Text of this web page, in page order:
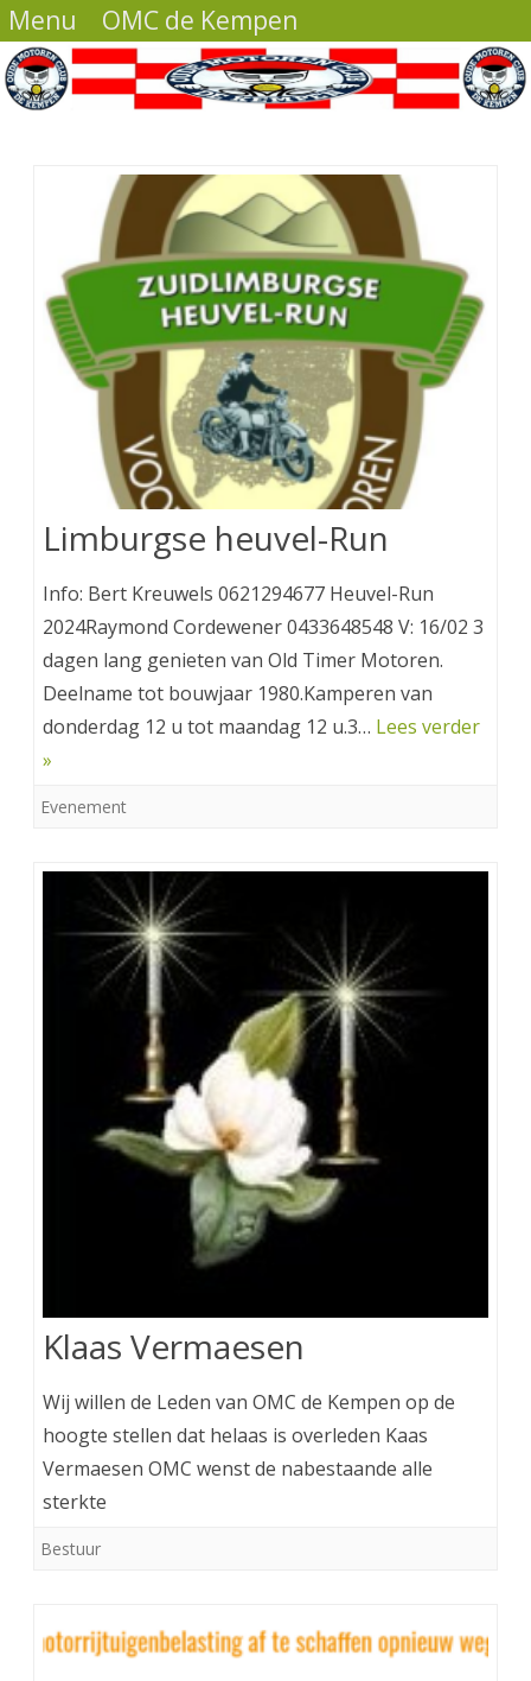
Menu OMC de Kempen
de
inhoud
Limburgse heuvel-Run
Info: Bert Kreuwels 0621294677 Heuvel-Run
2024Raymond Cordewener 0433648548 V: 16/02 3
dagen lang genieten van Old Timer Motoren.
Deelname tot bouwjaar 1980.Kamperen van
donderdag 12 u tot maandag 12 u.3… Lees verder
»
Evenement
Klaas Vermaesen
Wij willen de Leden van OMC de Kempen op de
hoogte stellen dat helaas is overleden Kaas
Vermaesen OMC wenst de nabestaande alle
sterkte
Bestuur